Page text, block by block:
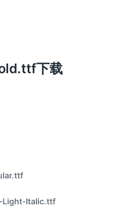
下载
Light-Italic.ttf